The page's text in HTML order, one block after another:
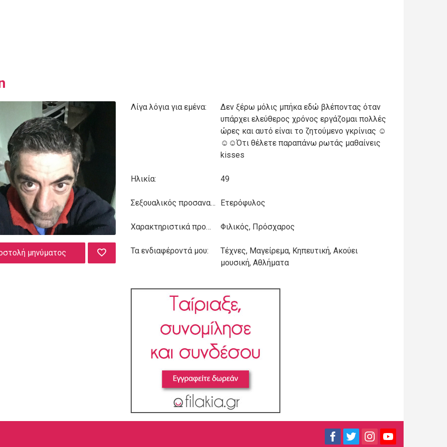
μηνύματος
Λίγα λόγια για εμένα:
Δεν ξέρω μόλις μπήκα εδώ βλέποντας όταν
υπάρχει ελεύθερος χρόνος εργάζομαι πολλές
ώρες και αυτό είναι το ζητούμενο γκρίνιας ☺️
☺️☺️Ότι θέλετε παραπάνω ρωτάς μαθαίνεις
kisses
Ηλικία: 49
Σεξουαλικός προσανατολισμός: Ετερόφυλος
Χαρακτηριστικά προσωπικότητας: Φιλικός, Πρόσχαρος
Τα ενδιαφέροντά μου:
Τέχνες, Μαγείρεμα, Κηπευτική, Ακούει
μουσική, Αθλήματα